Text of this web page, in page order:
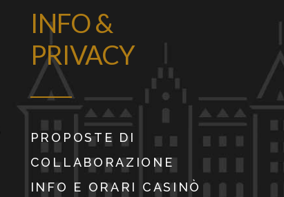
INFO &
PRIVACY
PROPOSTE DI
COLLABORAZIONE
INFO E ORARI CASINÒ